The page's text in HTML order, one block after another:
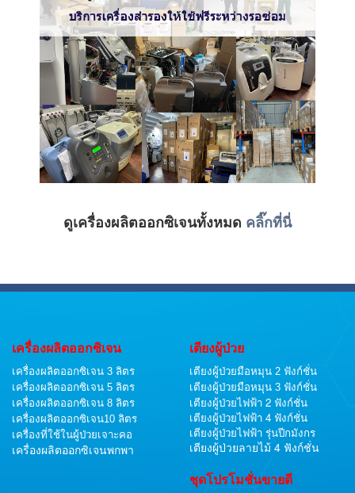
ดูเครื่องผลิตออกซิเจนทั้งหมด คลิ๊กที่นี่
เครื่องผลิตออกซิเจน
เครื่องผลิตออกซิเจน 3 ลิตร
เครื่องผลิตออกซิเจน 5 ลิตร
เครื่องผลิตออกซิเจน 8 ลิตร
เครื่องผลิตออกซิเจน10 ลิตร
เครื่องที่ใช้ในผู้ป่วยเจาะคอ
เครื่องผลิตออกซิเจนพกพา
เตียงผู้ป่วย
เตียงผู้ป่วยมือหมุน 2 ฟังก์ชั่น
เตียงผู้ป่วยมือหมุน 3 ฟังก์ชั่น
เตียงผู้ป่วยไฟฟ้า 2 ฟังก์ชั่น
เตียงผู้ป่วยไฟฟ้า 4 ฟังก์ชั่น
เตียงผู้ป่วยไฟฟ้า รุ่นปีกมังกร
เตียงผู้ป่วยลายไม้ 4 ฟังก์ชั่น
ชุดโปรโมชั่นขายดี